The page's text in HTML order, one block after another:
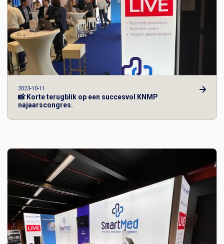
2023-10-11
📸 Korte terugblik op een succesvol KNMP
najaarscongres.